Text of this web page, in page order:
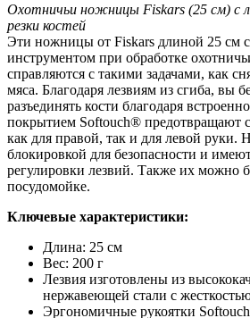
Охотничьи ножницы Fiskars (25 см) с
резки костей
Эти ножницы от Fiskars длиной 25 см
инструментом при обработке
справляются с такими задачами, как
мяса. Благодаря лезвиям из сгиба, вы
разъединять кости благодаря
покрытием Softouch® предотвращают
как для правой, так и для левой
блокировкой для безопасности и
регулировки лезвий. Также их можно
посудомойке.
Ключевые характеристики:
Длина: 25 см
Вес: 200 г
Лезвия изготовлены из
нержавеющей стали с
Эргономичные рукоятки